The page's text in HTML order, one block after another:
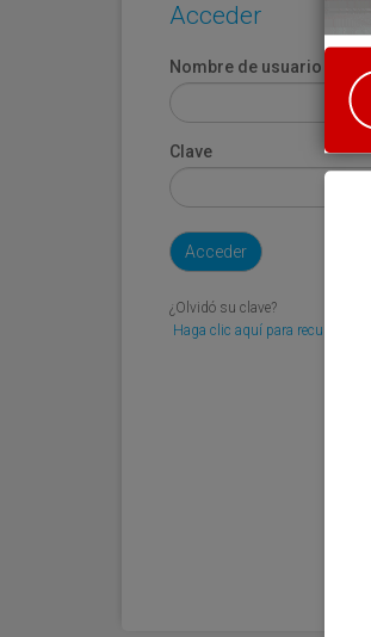
Acceder
Nombre de usuario
Clave
¿Olvidó su clave?
Haga clic aquí para recuperarla.